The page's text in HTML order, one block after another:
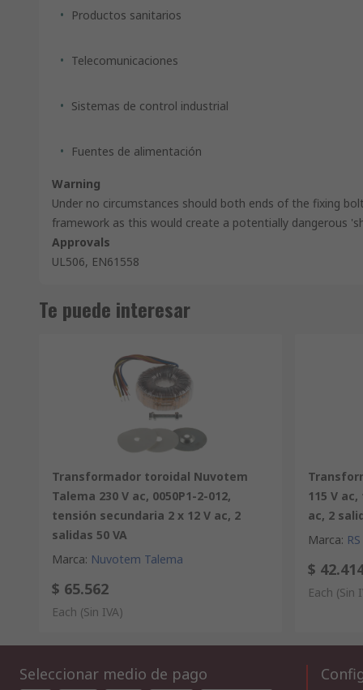
Productos sanitarios
Telecomunicaciones
Sistemas de control industrial
Fuentes de alimentación
Warning
Under no circumstances should both ends of the fixing
framework as this would create a potentially dangerous
Approvals
UL506, EN61558
Te puede interesar
Transformador toroidal Nuvotem
Talema 230 V ac, 0050P1-2-012,
tensión secundaria 2 x 12 V ac, 2
salidas 50 VA
Marca: Nuvotem Talema
$ 65.562
Each (Sin IVA)
115 V
ac, 2
Marca:
$
Each (Sin
Seleccionar medio de pago